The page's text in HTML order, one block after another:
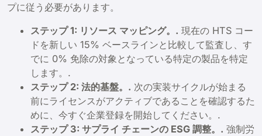
プに従う必要があります。
ステップ 1: リソース マッピング。. 現在の HTS コー
ドを新しい 15% ベースラインと比較して監査し、す
でに 0% 免除の対象となっている特定の製品を特定
します。.
ステップ 2: 法的基盤。. 次の実装サイクルが始まる
前にライセンスがアクティブであることを確認するた
めに、今すぐ企業登録を開始してください。.
ステップ 3: サプライ チェーンの ESG 調整。. 強制労